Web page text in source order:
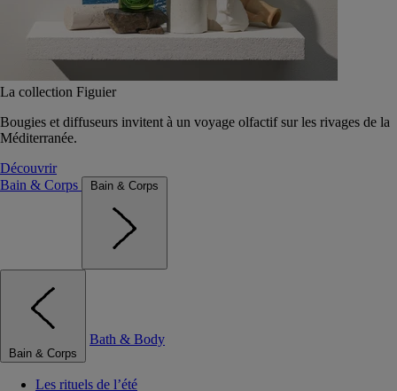
La collection Figuier
Bougies et diffuseurs invitent à un voyage olfactif sur les rivages de la
Méditerranée.
Découvrir
Bain & Corps
Bain & Corps
Bain & Corps
Bath & Body
Les rituels de l’été